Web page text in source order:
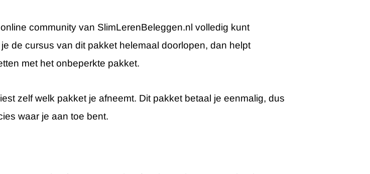
community van SlimLerenBeleggen.nl volledig kunt
de cursus van dit pakket helemaal doorlopen, dan helpt
met het onbeperkte pakket.
zelf welk pakket je afneemt. Dit pakket betaal je eenmalig, dus
waar je aan toe bent.